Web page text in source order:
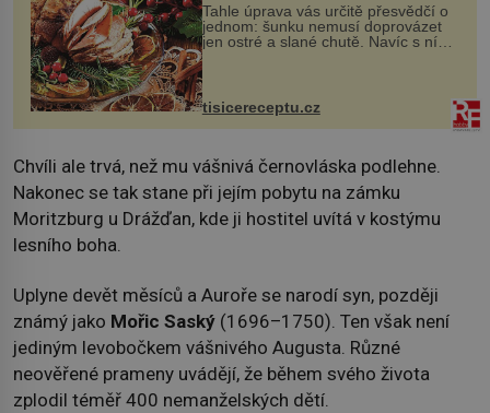
Tahle úprava vás určitě přesvědčí o
jednom: šunku nemusí doprovázet
jen ostré a slané chutě. Navíc s ní
nakrmíte poměrně hodně hladových
krků. Ingredience sádlo 3 kg šunky
vcelku 3 stroužky česneku hl...
tisicereceptu.cz
Chvíli ale trvá, než mu vášnivá černovláska podlehne.
Nakonec se tak stane při jejím pobytu na zámku
Moritzburg u Drážďan, kde ji hostitel uvítá v kostýmu
lesního boha.
Uplyne devět měsíců a Auroře se narodí syn, později
známý jako Mořic Saský (1696–1750). Ten však není
jediným levobočkem vášnivého Augusta. Různé
neověřené prameny uvádějí, že během svého života
zplodil téměř 400 nemanželských dětí.